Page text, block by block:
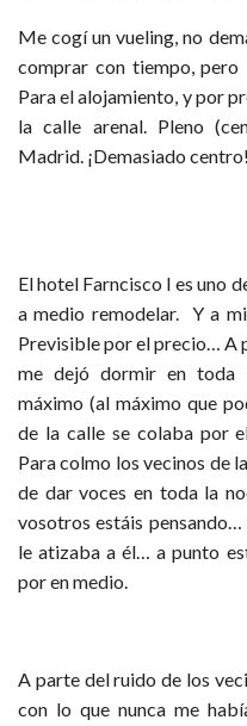
Me cogí un vueling, no
comprar con tiempo, pero
Para el alojamiento, y por
la calle arenal. Pleno
Madrid. ¡Demasiado
El hotel Farncisco I es uno
a medio remodelar. Y a
Previsible por el precio… A
me dejó dormir en toda
máximo (al máximo que
de la calle se colaba por
Para colmo los vecinos de
de dar voces en toda la
vosotros estáis pensando…
le atizaba a él… a punto
por en medio.
A parte del ruido de los
con lo que nunca me